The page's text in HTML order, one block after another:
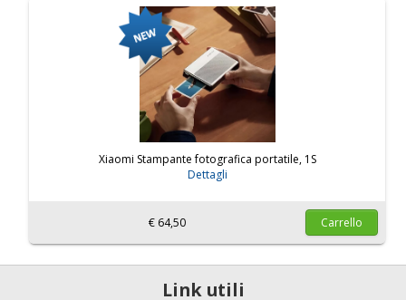
Xiaomi Stampante fotografica portatile, 1S
Dettagli
€ 64,50 Carrello
Link utili